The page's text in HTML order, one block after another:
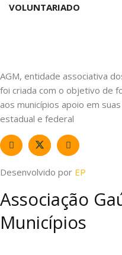
VOLUNTARIADO
AGM, entidade associativa
foi criada com o objetivo de
aos municípios apoio em
estadual e federal
Desenvolvido por EP
Associação
Municípios